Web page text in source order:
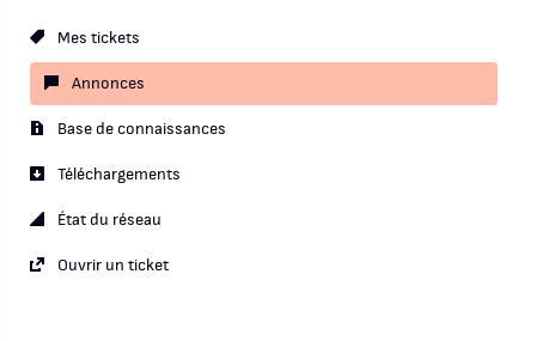
Mes tickets
Annonces
Base de connaissances
Téléchargements
État du réseau
Ouvrir un ticket